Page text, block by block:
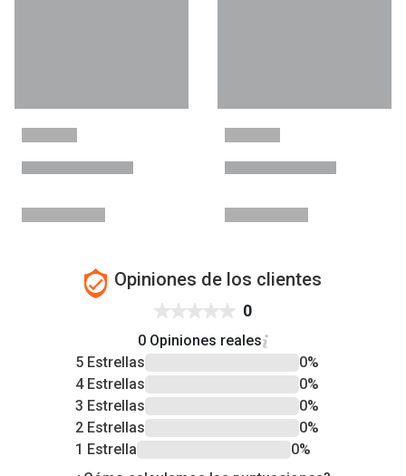
Opiniones de los clientes
0
0 Opiniones reales
5 Estrellas
0%
4 Estrellas
0%
3 Estrellas
0%
2 Estrellas
0%
1 Estrella
0%